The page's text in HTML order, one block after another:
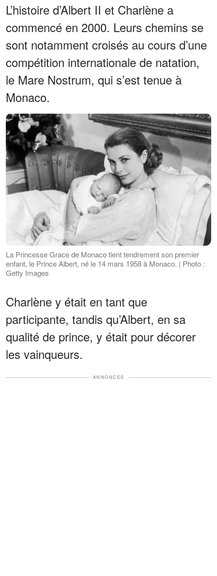
L’histoire d’Albert II et Charlène a
commencé en 2000. Leurs chemins se
sont notamment croisés au cours d’une
compétition internationale de natation,
le Mare Nostrum, qui s’est tenue à
Monaco.
La Princesse Grace de Monaco tient tendrement son premier
enfant, le Prince Albert, né le 14 mars 1958 à Monaco. | Photo :
Getty Images
Charlène y était en tant que
participante, tandis qu’Albert, en sa
qualité de prince, y était pour décorer
les vainqueurs.
ANNONCES